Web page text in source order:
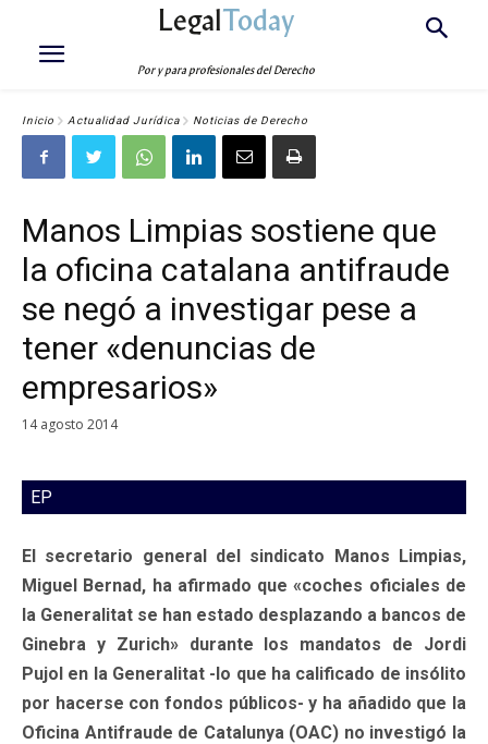
LegalToday
Por y para profesionales del Derecho
Inicio Actualidad Jurídica Noticias de Derecho
Manos Limpias sostiene que
la oficina catalana antifraude
se negó a investigar pese a
tener «denuncias de
empresarios»
14 agosto 2014
EP
El secretario general del sindicato Manos Limpias,
Miguel Bernad, ha afirmado que «coches oficiales de
la Generalitat se han estado desplazando a bancos de
Ginebra y Zurich» durante los mandatos de Jordi
Pujol en la Generalitat -lo que ha calificado de insólito
por hacerse con fondos públicos- y ha añadido que la
Oficina Antifraude de Catalunya (OAC) no investigó la